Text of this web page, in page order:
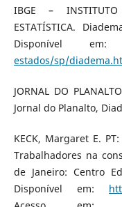
IBGE –
ESTATÍSTICA.
Disponível
estados/sp/
JORNAL DO
Jornal do Planalto,
KECK, Margaret E.
Trabalhadores na
de Janeiro: Centro
Disponível em: